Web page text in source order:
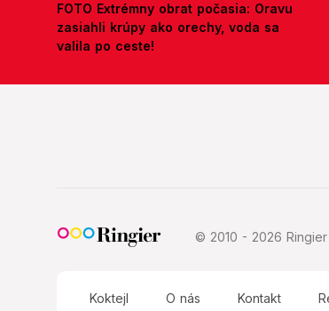
FOTO Extrémny obrat počasia: Oravu
zasiahli krúpy ako orechy, voda sa
valila po ceste!
© 2010 - 2026 Ringier
Koktejl O nás Kontakt